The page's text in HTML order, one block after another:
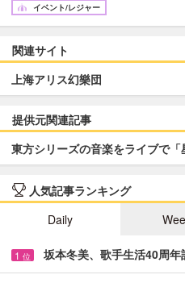
イベント/レジャー
関連サイト
上海アリス幻樂団
提供元関連記事
東方シリーズの音楽をライブで
人気記事ランキング
Daily
1 位 坂本冬美、歌手生活40周